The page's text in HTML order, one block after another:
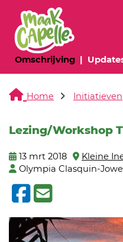
Omschrijving(huidige
Home Initiatieven
Lezing/Workshop
13 mrt 2018
Kleine
Olympia Clasquin-